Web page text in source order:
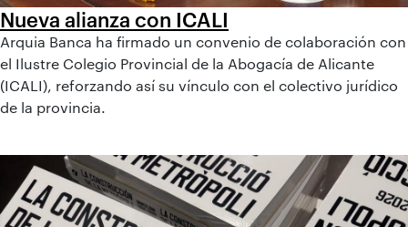
Nueva alianza con ICALI
Arquia Banca ha firmado un convenio de colaboración con
el Ilustre Colegio Provincial de la Abogacía de Alicante
(ICALI), reforzando así su vínculo con el colectivo jurídico
de la provincia.